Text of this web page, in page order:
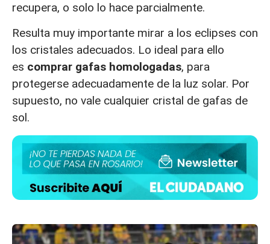
recupera, o solo lo hace parcialmente.
Resulta muy importante mirar a los eclipses con
los cristales adecuados. Lo ideal para ello
es comprar gafas homologadas, para
protegerse adecuadamente de la luz solar. Por
supuesto, no vale cualquier cristal de gafas de
sol.